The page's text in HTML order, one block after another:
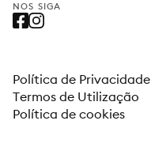
NOS SIGA
Política de Privacidade
Termos de Utilização
Política de cookies